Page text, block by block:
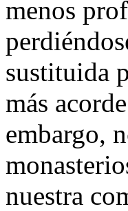
menos
sustituida
más
embargo,
nuestra